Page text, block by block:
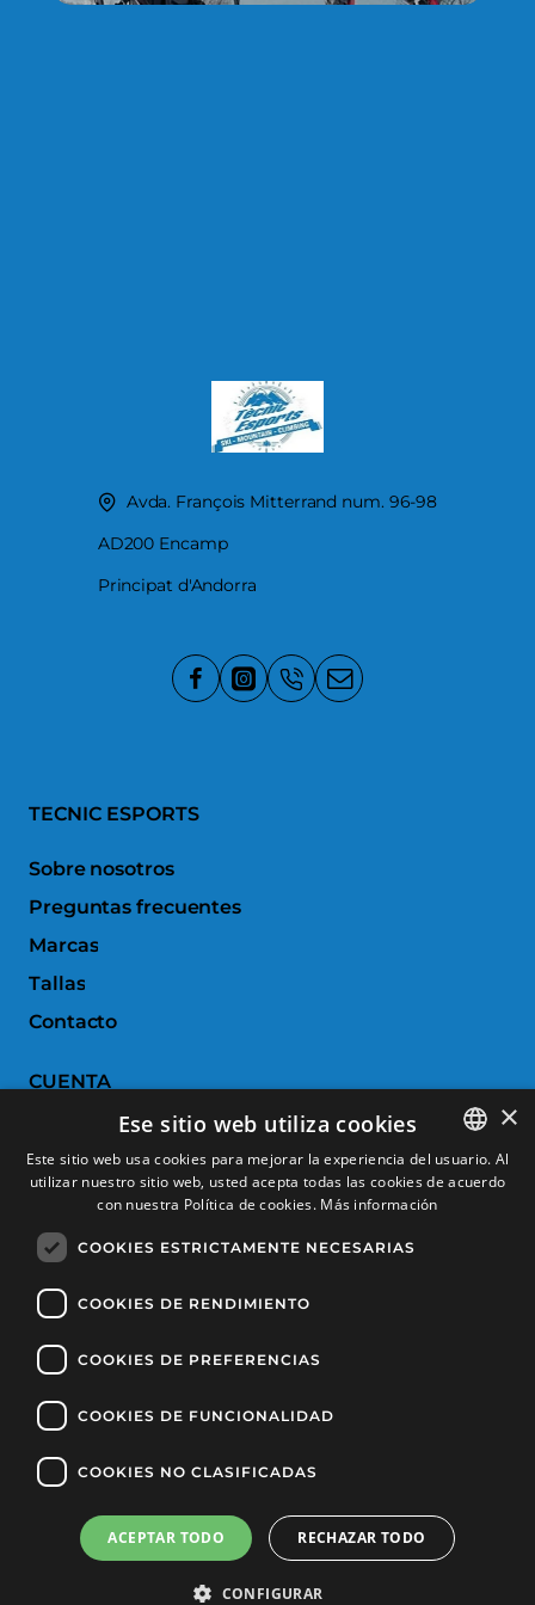
Avda. François Mitterrand num. 96-98
AD200 Encamp
Principat d'Andorra
TECNIC ESPORTS
Sobre nosotros
Preguntas frecuentes
Marcas
Tallas
Contacto
CUENTA
Historial de pedidos
Devoluciones
Productos favoritos
Comparar productos
SERVICIO AL CLIENTE
Condiciones de Compra
Cambios y devoluciones
Formas de pago
Copyright © 2025, Tècnic Esports, Todos los derechos reservados
SPANISH
×
Ese sitio web utiliza cookies
Este sitio web usa cookies para mejorar la experiencia del usuario. Al
utilizar nuestro sitio web, usted acepta todas las cookies de acuerdo
con nuestra Política de cookies. Más información
COOKIES ESTRICTAMENTE NECESARIAS
COOKIES DE RENDIMIENTO
COOKIES DE PREFERENCIAS
COOKIES DE FUNCIONALIDAD
COOKIES NO CLASIFICADAS
ACEPTAR TODO RECHAZAR TODO
CONFIGURAR